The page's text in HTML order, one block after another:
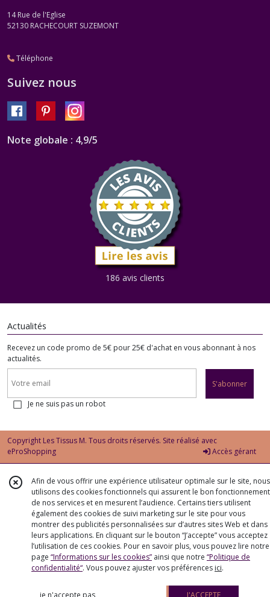
14 Rue de l'Eglise
52130 RACHECOURT SUZEMONT
Téléphone
Suivez nous
Note globale : 4,9/5
186 avis clients
Actualités
Recevez un code promo de 5€ pour 25€ d'achat en vous abonnant à nos
actualités.
S'abonner
Je ne suis pas un robot
Copyright Les Tissus M. Tous droits réservés. Site réalisé avec
eProShopping
Accès gérant
Afin de vous offrir une expérience utilisateur optimale sur le site, nous
utilisons des cookies fonctionnels qui assurent le bon fonctionnement
de nos services et en mesurent l’audience. Certains tiers utilisent
également des cookies de suivi marketing sur le site pour vous
montrer des publicités personnalisées sur d’autres sites Web et dans
leurs applications. En cliquant sur le bouton “J’accepte” vous acceptez
l’utilisation de ces cookies. Pour en savoir plus, vous pouvez lire notre
page “Informations sur les cookies” ainsi que notre “Politique de
confidentialité“. Vous pouvez ajuster vos préférences ici.
je n'accepte pas J'ACCEPTE